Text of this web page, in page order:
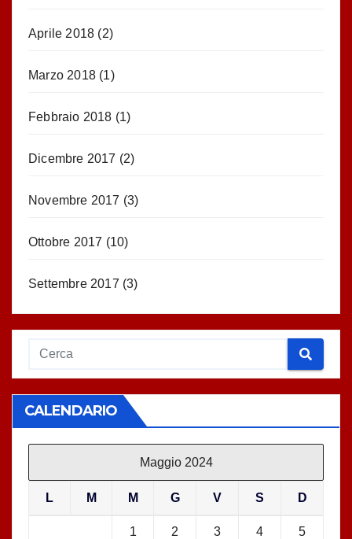
Aprile 2018 (2)
Marzo 2018 (1)
Febbraio 2018 (1)
Dicembre 2017 (2)
Novembre 2017 (3)
Ottobre 2017 (10)
Settembre 2017 (3)
CALENDARIO
Maggio 2024
L M M G V S D
1 2 3 4 5